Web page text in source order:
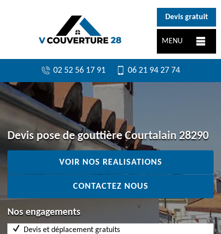
Devis gratuit
MENU
02 52 56 17 91 06 21 94 27 74
Devis pose de gouttière Courtalain 28290
VOIR NOS REALISATIONS
CONTACTEZ NOUS
Nos engagements
Devis et déplacement gratuits